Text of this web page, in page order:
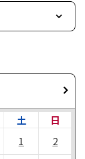
土
日
1
2